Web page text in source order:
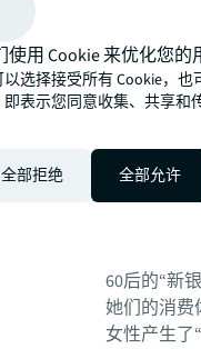
80后到95
期，这一代
“千禧妈妈”
；复
要力量，正创
60后的“新
她们的消费
女性产生了
使用 Cookie 来优化您的
选择接受所有 Cookie，
即表示您同意收集、共享和
全部拒绝 全部允许